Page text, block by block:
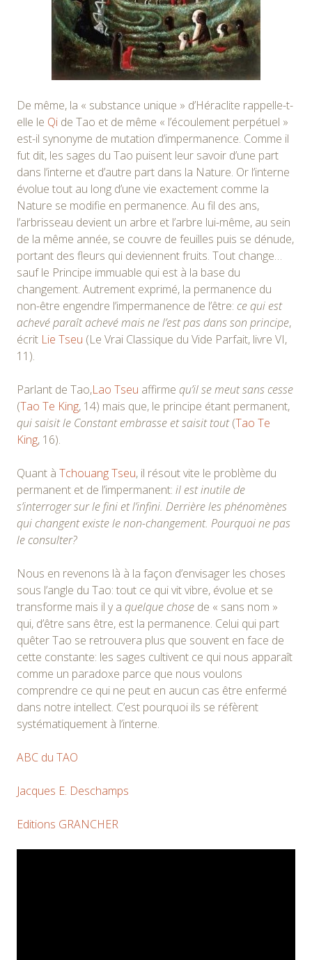
De même, la « substance unique » d’Héraclite rappelle-t-
elle le Qi de Tao et de même « l’écoulement perpétuel »
est-il synonyme de mutation d’impermanence. Comme il
fut dit, les sages du Tao puisent leur savoir d’une part
dans l’interne et d’autre part dans la Nature. Or l’interne
évolue tout au long d’une vie exactement comme la
Nature se modifie en permanence. Au fil des ans,
l’arbrisseau devient un arbre et l’arbre lui-même, au sein
de la même année, se couvre de feuilles puis se dénude,
portant des fleurs qui deviennent fruits. Tout change…
sauf le Principe immuable qui est à la base du
changement. Autrement exprimé, la permanence du
non-être engendre l’impermanence de l’être: ce qui est
achevé paraît achevé mais ne l’est pas dans son principe,
écrit Lie Tseu (Le Vrai Classique du Vide Parfait, livre VI,
11).
Parlant de Tao,Lao Tseu affirme qu’il se meut sans cesse
(Tao Te King, 14) mais que, le principe étant permanent,
qui saisit le Constant embrasse et saisit tout(Tao Te
King, 16).
Quant à Tchouang Tseu, il résout vite le problème du
permanent et de l’impermanent: il est inutile de
s’interroger sur le fini et l’infini. Derrière les phénomènes
qui changent existe le non-changement. Pourquoi ne pas
le consulter?
Nous en revenons là à la façon d’envisager les choses
sous l’angle du Tao: tout ce qui vit vibre, évolue et se
transforme mais il y a quelque chose de « sans nom »
qui, d’être sans être, est la permanence. Celui qui part
quêter Tao se retrouvera plus que souvent en face de
cette constante: les sages cultivent ce qui nous apparaît
comme un paradoxe parce que nous voulons
comprendre ce qui ne peut en aucun cas être enfermé
dans notre intellect. C’est pourquoi ils se réfèrent
systématiquement à l’interne.
ABC du TAO
Jacques E. Deschamps
Editions GRANCHER